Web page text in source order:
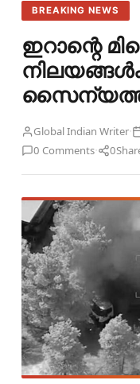
BREAKING NEWS
ഇറാന്റെ
Global Indian Writer·
0 Comments· 0